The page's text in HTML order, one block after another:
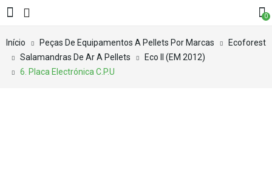
0
Início Peças De Equipamentos A Pellets Por Marcas
Ecoforest
Salamandras De Ar A Pellets
Eco II (EM 2012)
6. Placa Electrónica C.P.U